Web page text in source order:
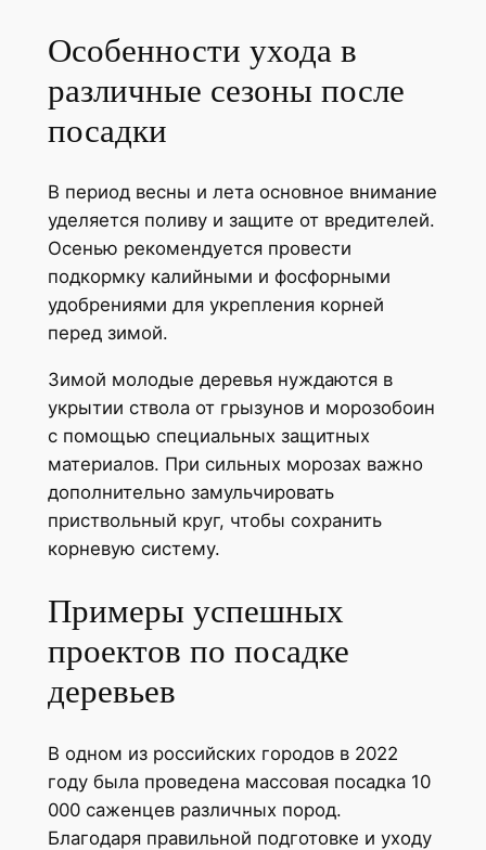
Особенности ухода в
различные сезоны после
посадки
В период весны и лета основное внимание
уделяется поливу и защите от вредителей.
Осенью рекомендуется провести
подкормку калийными и фосфорными
удобрениями для укрепления корней
перед зимой.
Зимой молодые деревья нуждаются в
укрытии ствола от грызунов и морозобоин
с помощью специальных защитных
материалов. При сильных морозах важно
дополнительно замульчировать
приствольный круг, чтобы сохранить
корневую систему.
Примеры успешных
проектов по посадке
деревьев
В одном из российских городов в 2022
году была проведена массовая посадка 10
000 саженцев различных пород.
Благодаря правильной подготовке и уходу